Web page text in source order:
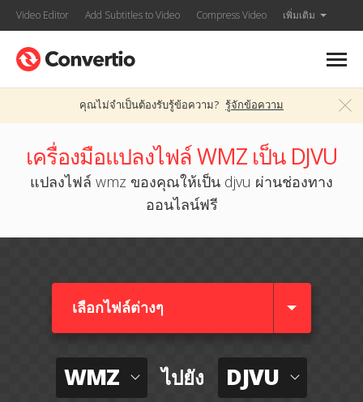
Video Editor Add Subtitles to Video Compress Video เพิ่มเติม
คุณไม่จำเป็นต้องรับรู้ข้อความ? รู้จักข้อความ
เครื่องมือแปลงไฟล์ WMZ เป็น DJVU
แปลงไฟล์ wmz ของคุณให้เป็น djvu ผ่านช่องทาง
ออนไลน์ฟรี
เลือกไฟล์ต่างๆ​
WMZ ไปยัง DJVU